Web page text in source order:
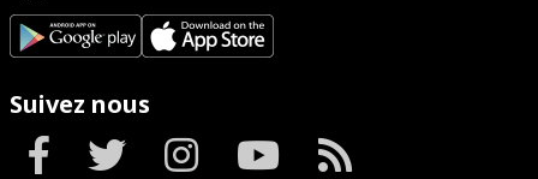
Suivez nous